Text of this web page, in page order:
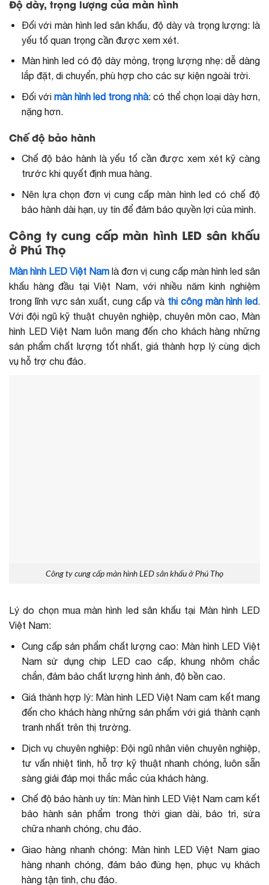
Độ dày, trọng lượng của màn hình
Đối với màn hình led sân khấu, độ dày và trọng lượng: là
yếu tố quan trọng cần được xem xét.
Màn hình led có độ dày mỏng, trọng lượng nhẹ: dễ dàng
lắp đặt, di chuyển, phù hợp cho các sự kiện ngoài trời.
Đối với màn hình led trong nhà: có thể chọn loại dày hơn,
nặng hơn.
Chế độ bảo hành
Chế độ bảo hànhlà yếu tố cần được xem xét kỹ càng
trước khi quyết định mua hàng.
Nên lựa chọn đơn vị cung cấp màn hình led có chế độ
bảo hành dài hạn, uy tín để đảm bảo quyền lợi của mình.
Công ty cung cấp màn hình LED sân khấu
ở Phú Thọ
Màn hình LED Việt Nam là đơn vị cung cấp màn hình led sân
khấu hàng đầu tại Việt Nam, với nhiều năm kinh nghiệm
trong lĩnh vực sản xuất, cung cấp và thi công màn hình led.
Với đội ngũ kỹ thuật chuyên nghiệp, chuyên môn cao, Màn
hình LED Việt Nam luôn mang đến cho khách hàng những
sản phẩm chất lượng tốt nhất, giá thành hợp lý cùng dịch
vụ hỗ trợ chu đáo.
Công ty cung cấp màn hình LED sân khấu ở Phú Thọ
Lý do chọn mua màn hình led sân khấu tại Màn hình LED
Việt Nam:
Cung cấp sản phẩm chất lượng cao: Màn hình LED Việt
Nam sử dụng chip LED cao cấp, khung nhôm chắc
chắn, đảm bảo chất lượng hình ảnh, độ bền cao.
Giá thành hợp lý: Màn hình LED Việt Nam cam kết mang
đến cho khách hàng những sản phẩm với giá thành cạnh
tranh nhất trên thị trường.
Dịch vụ chuyên nghiệp: Đội ngũ nhân viên chuyên nghiệp,
tư vấn nhiệt tình, hỗ trợ kỹ thuật nhanh chóng, luôn sẵn
sàng giải đáp mọi thắc mắc của khách hàng.
Chế độ bảo hành uy tín: Màn hình LED Việt Nam cam kết
bảo hành sản phẩm trong thời gian dài, bảo trì, sửa
chữa nhanh chóng, chu đáo.
Giao hàng nhanh chóng: Màn hình LED Việt Nam giao
hàng nhanh chóng, đảm bảo đúng hẹn, phục vụ khách
hàng tận tình, chu đáo.